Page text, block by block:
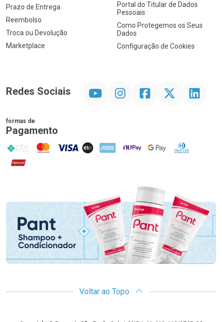
Prazo de Entrega
Reembolso
Troca ou Devolução
Marketplace
Portal do Titular de Dados
Pessoais
Como Protegemos os Seus
Dados
Configuração de Cookies
Redes Sociais InstagramFacebookTwitter Linkedin
formas de
Pagamento
PIX MasterCard
VISA ELO AMEX NuPay Google PayDiners Club
Hipercard
Promoção em Destaque
Voltar ao Topo